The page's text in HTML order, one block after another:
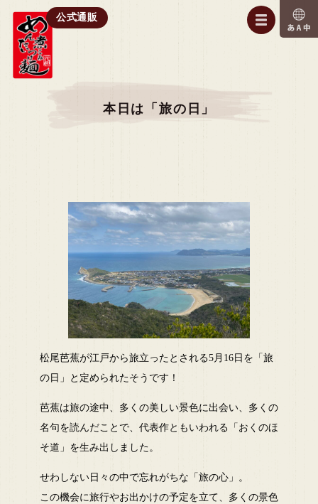
公式通販
本日は「旅の日」
松尾芭蕉が江戸から旅立ったとされる5月16日を「旅
の日」と定められたそうです！
芭蕉は旅の途中、多くの美しい景色に出会い、多くの
名句を読んだことで、代表作ともいわれる「おくのほ
そ道」を生み出しました。
せわしない日々の中で忘れがちな「旅の心」。
この機会に旅行やお出かけの予定を立て、多くの景色